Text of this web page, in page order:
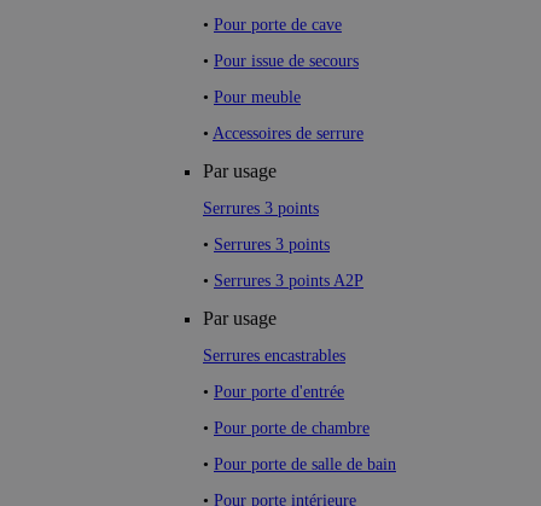
• Pour porte de cave
• Pour issue de secours
• Pour meuble
• Accessoires de serrure
Par usage
Serrures 3 points
• Serrures 3 points
• Serrures 3 points A2P
Par usage
Serrures encastrables
• Pour porte d'entrée
• Pour porte de chambre
• Pour porte de salle de bain
• Pour porte intérieure